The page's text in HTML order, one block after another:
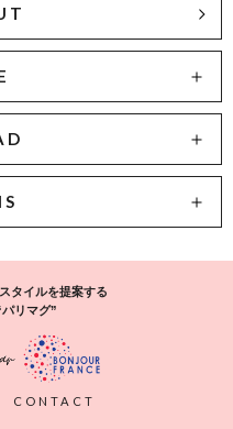
タイルを提案する
リマグ”
CONTACT